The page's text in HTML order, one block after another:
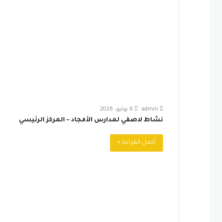
admin 6 يوليو، 2026
نشاط لاصفي لمدارس الأمجاد – المركز الرئيسي
أكمل القراءة »